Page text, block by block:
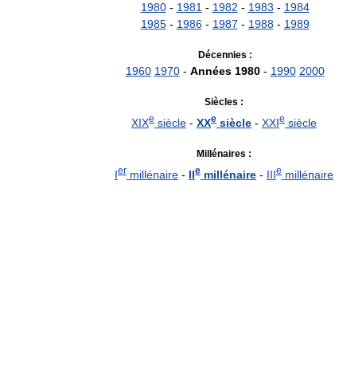
1980- 1981 - 1982 - 1983 - 1984
1985- 1986- 1987 - 1988- 1989
Décennies :
1960 1970- Années 1980- 1990 2000
Siècles :
XIXe siècle - XXe siècle - XXIe siècle
Millénaires :
Ier millénaire - IIe millénaire - IIIe millénaire